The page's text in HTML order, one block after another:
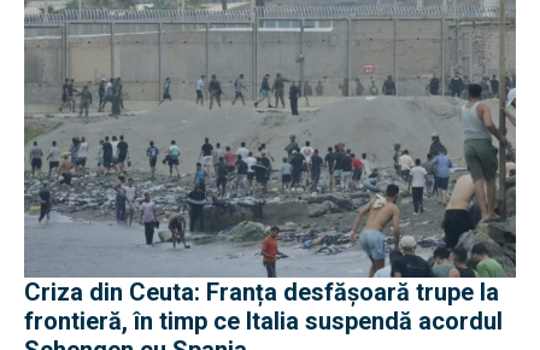
Criza din Ceuta: Franța desfășoară trupe la
frontieră, în timp ce Italia suspendă acordul